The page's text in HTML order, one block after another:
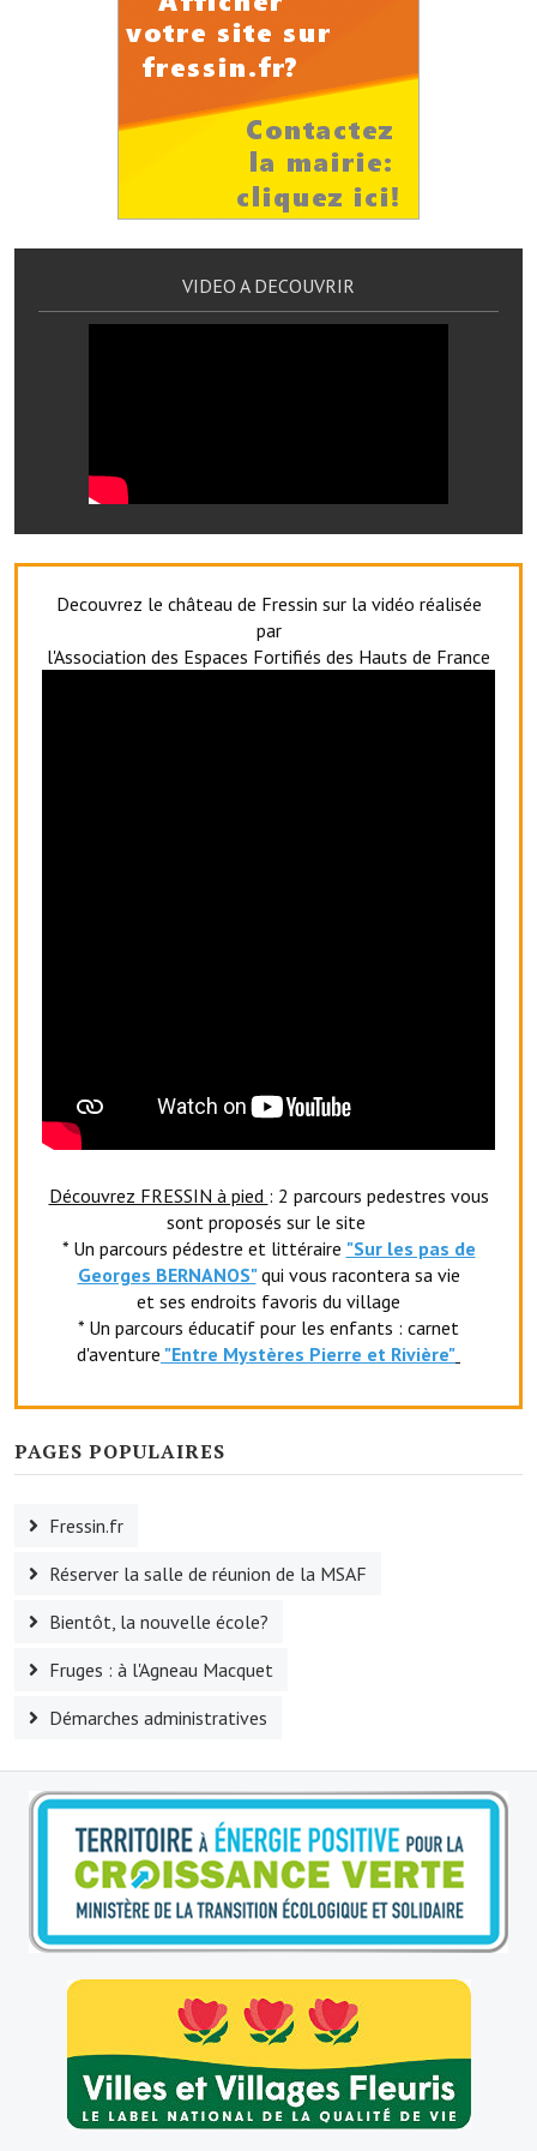
Services publics communaux
Démarches administratives
Terrains et maisons à vendre
Equipements sportifs
Exploitants agricoles
Agents immobiliers
Réserver une salle
Le foyer rural
Le club de l'amitié
Le comité des fêtes
L'association Avotra-France
Le foyer de la Planquette
L'association des anciens combattants
L'association des anciens sapeurs-pompiers volontaires
Village sportif
Le calendrier annuel
Liste et coordonnées des associations
TOURISME, PATRIMOINE
Fressin, ville d'histoire
L'église
Les panneaux du patrimoine
Le château
VIDEO A DECOUVRIR
Decouvrez le château de Fressin sur la vidéo réalisée
par
l'Association des Espaces Fortifiés des Hauts de France
Découvrez FRESSIN à pied : 2 parcours pedestres vous
sont proposés sur le site
* Un parcours pédestre et littéraire "Sur les pas de
Georges BERNANOS" qui vous racontera sa vie
et ses endroits favoris du village
* Un parcours éducatif pour les enfants : carnet
d'aventure "Entre Mystères Pierre et Rivière"
PAGES POPULAIRES
Fressin.fr
Réserver la salle de réunion de la MSAF
Bientôt, la nouvelle école?
Fruges : à l'Agneau Macquet
Démarches administratives